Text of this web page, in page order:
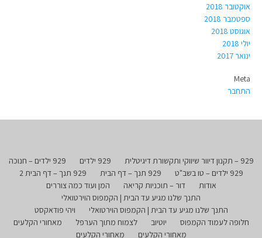
אוקטובר 2018
ספטמבר 2018
אוגוסט 2018
יולי 2018
ינואר 2017
Meta
התחבר
929 – תקנון דיוור שיווקי ותקשורת דיגיטלית 929 ילדים
929 ילדים – חנוכה
929 ילדים – טו בשב"ט
929 תנך – דף הבית
929 תנך – דף הבית 2
אודות
דור – תוכניות קריאה
המן ועוד כמה צוררים
התנך שלנו מגיע עד הבית | הקמפוס הוירטואלי
התנך שלנו מגיע עד הבית | הקמפוס הוירטואלי
ויהי פודאקסט
חלופה לעמוד הקמפוס
יוטיוב לצמוח מתוך הערפל
מאחורי הקלעים
מאחורי הקלעים
מאחורי הקלעים